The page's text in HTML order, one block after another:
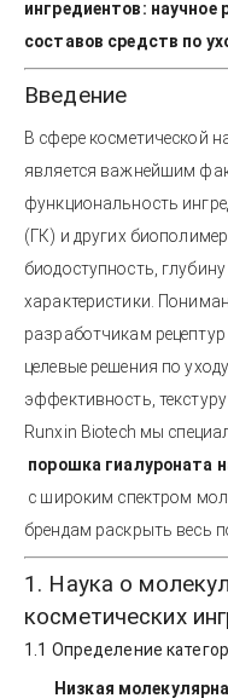
ингредиентов:
составов средств по
Введение
В сфере косметической
является важнейшим
функциональность
(ГК) и других
биодоступность,
характеристики.
разработчикам
целевые решения по
эффективность,
Runxin Biotech мы
порошка гиалуроната
с широким спектром
брендам раскрыть весь
1. Наука о
косметических
1.1 Определение
Низкая